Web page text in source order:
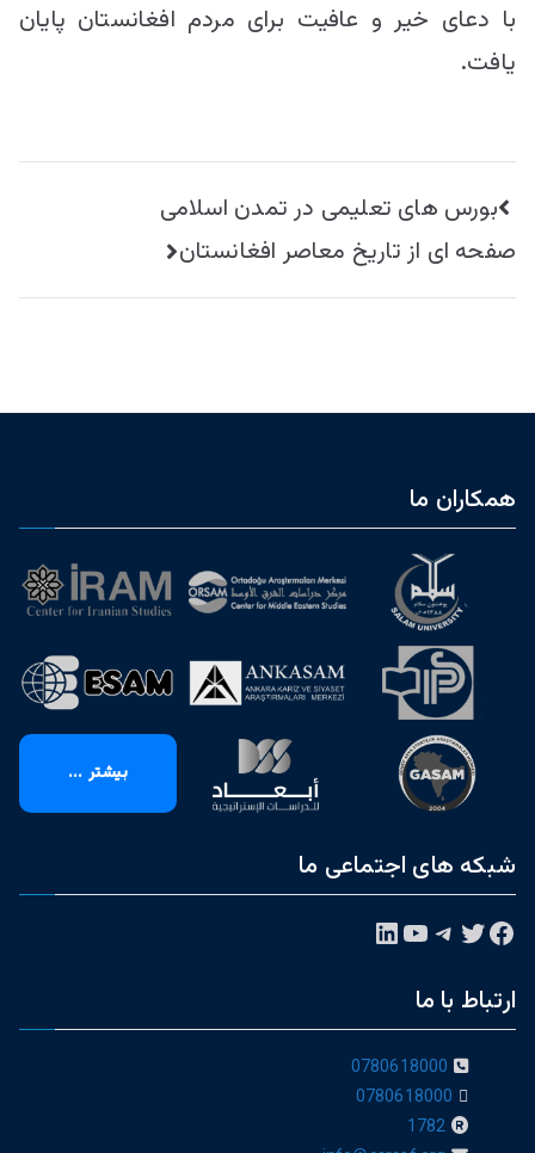
با دعای خیر و عافیت برای مردم افغانستان پایان
یافت.
راهبری
نوشته
بورس های تعلیمی در تمدن اسلامی
صفحه ای از تاریخ معاصر افغانستان
همکاران ما
بیشتر ...
شبکه های اجتماعی ما
فیس‌بوکتوییتر تلگرام یوتیوبلینکداین
ارتباط با ما
0780618000
0780618000
1782